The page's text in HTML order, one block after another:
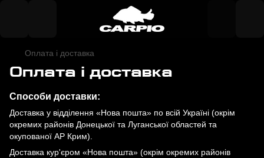
Оплата і доставка
Оплата і доставка
Способи доставки:
Доставка у відділення «Нова пошта» по всій Україні (окрім
окремих районів Донецької та Луганської областей та
окупованої АР Крим).
Доставка кур'єром «Нова пошта» (окрім окремих районів